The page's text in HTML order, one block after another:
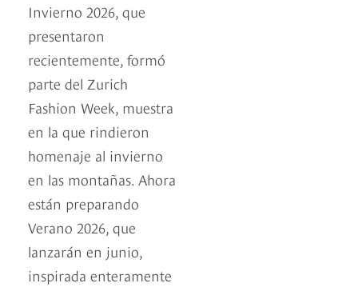
Invierno 2026, que
presentaron
recientemente, formó
parte del Zurich
Fashion Week, muestra
en la que rindieron
homenaje al invierno
en las montañas. Ahora
están preparando
Verano 2026, que
lanzarán en junio,
inspirada enteramente